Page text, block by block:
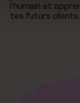
l’humain et
tes futurs clients.